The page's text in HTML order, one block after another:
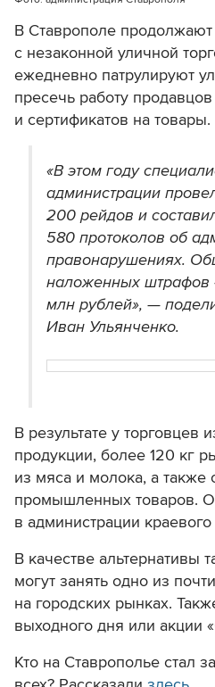
В Ставрополе продолжают
с незаконной уличной
ежедневно патрулируют
пресечь работу
и сертификатов на товары.
«В этом году
администрации
200 рейдов и
580 протоколов об
правонарушениях.
наложенных штрафов
млн рублей», —
Иван Ульянченко.
В результате у торговцев
продукции, более 120 кг
из мяса и молока, а
промышленных товаров.
в администрации краевого
В качестве альтернативы
могут занять одно из
на городских рынках.
выходного дня или акции
Кто на Ставрополье стал